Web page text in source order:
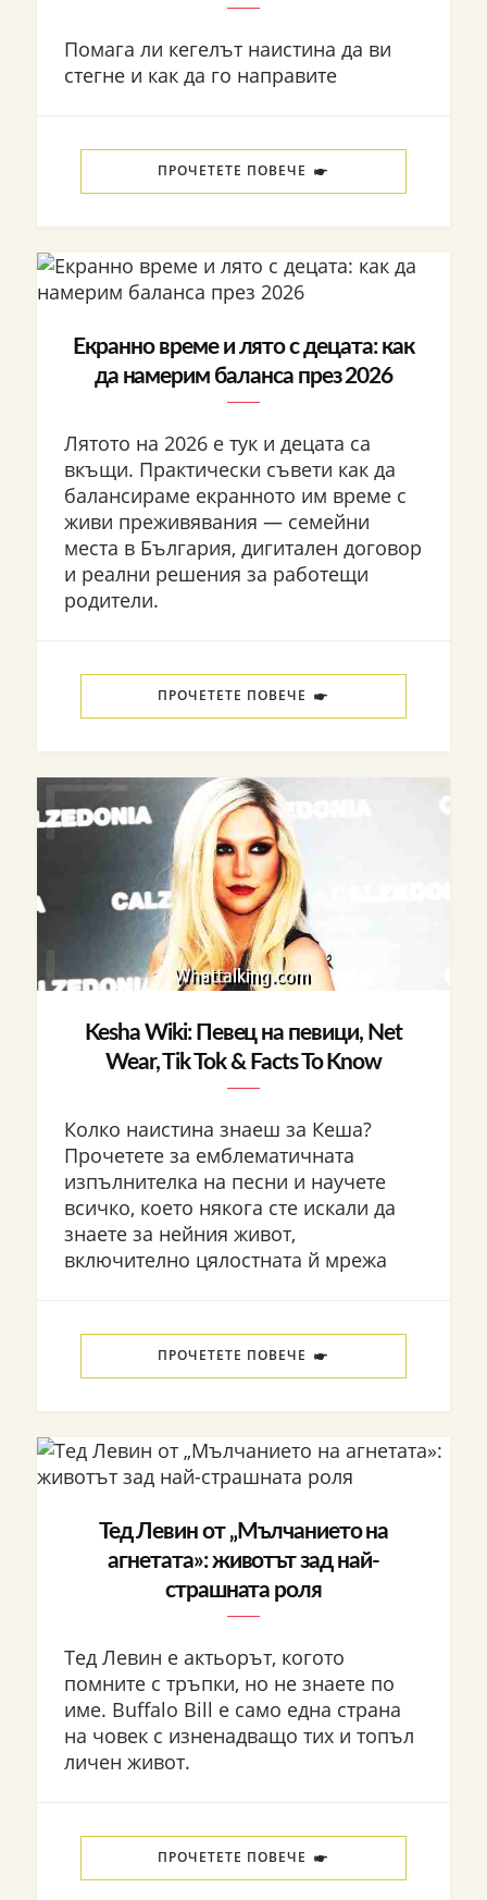
Помага ли кегелът наистина да ви
стегне и как да го направите
ПРОЧЕТЕТЕ ПОВЕЧЕ
Екранно време и лято с децата: как
да намерим баланса през 2026
Лятото на 2026 е тук и децата са
вкъщи. Практически съвети как да
балансираме екранното им време с
живи преживявания — семейни
места в България, дигитален договор
и реални решения за работещи
родители.
ПРОЧЕТЕТЕ ПОВЕЧЕ
Kesha Wiki: Певец на певици, Net
Wear, Tik Tok & Facts To Know
Колко наистина знаеш за Кеша?
Прочетете за емблематичната
изпълнителка на песни и научете
всичко, което някога сте искали да
знаете за нейния живот,
включително цялостната й мрежа
ПРОЧЕТЕТЕ ПОВЕЧЕ
Тед Левин от „Мълчанието на
агнетата»: животът зад най-
страшната роля
Тед Левин е актьорът, когото
помните с тръпки, но не знаете по
име. Buffalo Bill е само една страна
на човек с изненадващо тих и топъл
личен живот.
ПРОЧЕТЕТЕ ПОВЕЧЕ